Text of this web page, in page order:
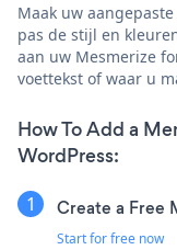
Maak uw
pas de stijl en
aan uw Mesmerize
voettekst of waar u
How To Add a
WordPress:
Create a Free
Start for free now